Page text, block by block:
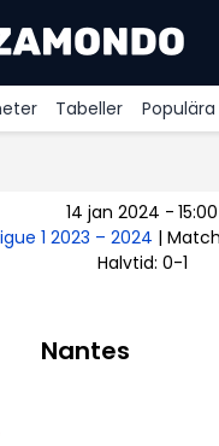
Tabeller
League
A
14 jan 2024 - 15:00
1 2023 – 2024 |
Halvtid: 0-1
Nantes